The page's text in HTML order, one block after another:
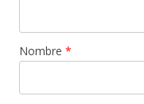
Nombre *